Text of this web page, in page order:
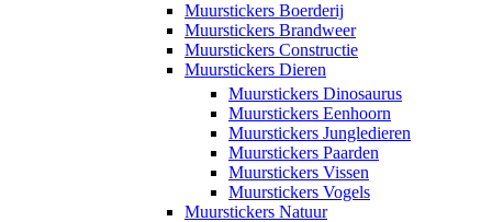
Muurstickers Boerderij
Muurstickers Brandweer
Muurstickers Constructie
Muurstickers Dieren
Muurstickers Dinosaurus
Muurstickers Eenhoorn
Muurstickers Jungledieren
Muurstickers Paarden
Muurstickers Vissen
Muurstickers Vogels
Muurstickers Natuur